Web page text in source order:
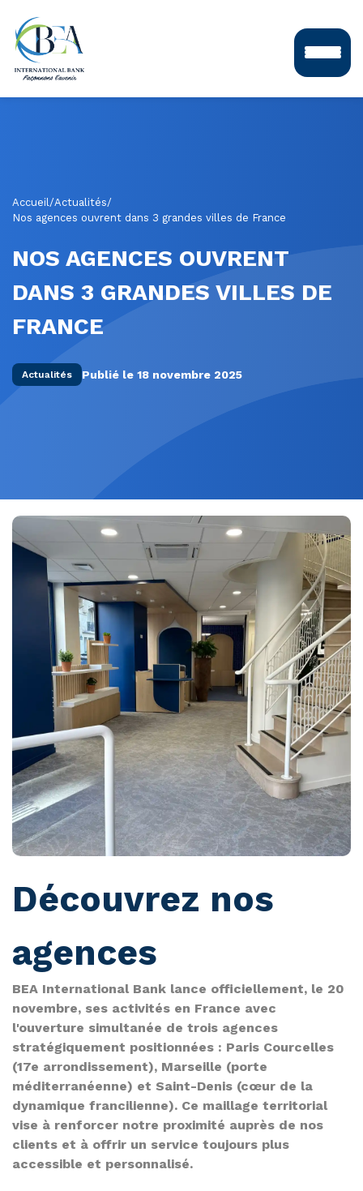
Accueil/Actualités/
Nos agences ouvrent dans 3 grandes villes de France
NOS AGENCES OUVRENT
DANS 3 GRANDES VILLES DE
FRANCE
Actualités Publié le 18 novembre 2025
Découvrez nos
agences
BEA International Bank lance officiellement, le 20
novembre, ses activités en France avec
l'ouverture simultanée de trois agences
stratégiquement positionnées : Paris Courcelles
(17e arrondissement), Marseille (porte
méditerranéenne) et Saint-Denis (cœur de la
dynamique francilienne). Ce maillage territorial
vise à renforcer notre proximité auprès de nos
clients et à offrir un service toujours plus
accessible et personnalisé.